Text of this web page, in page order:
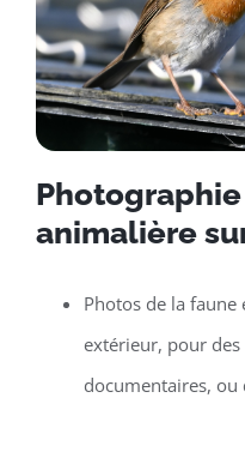
animalière
Photos de la
extérieur, pour
documentaires, ou